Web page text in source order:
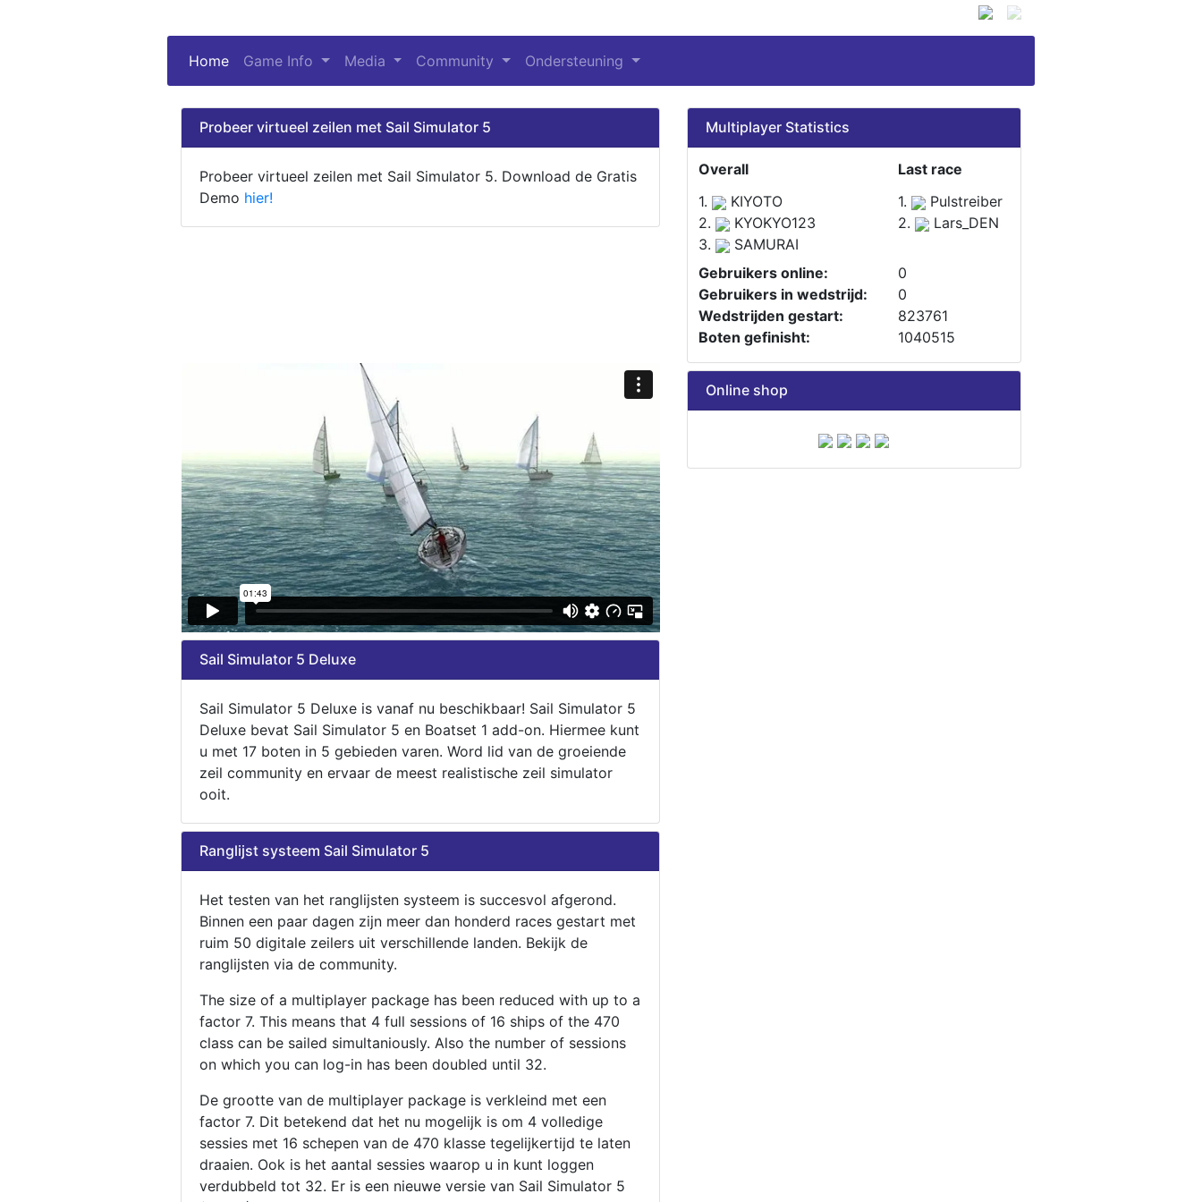
Home (current)
Game Info Media Community Ondersteuning
Probeer virtueel zeilen met Sail Simulator 5
Probeer virtueel zeilen met Sail Simulator 5. Download de Gratis
Demo hier!
Multiplayer Statistics
Overall
Last race
1.
KIYOTO 1.
Pulstreiber
2.
KYOKYO123 2.
Lars_DEN
3.
SAMURAI
Gebruikers online:
0
Gebruikers in wedstrijd:
0
Wedstrijden gestart:
823761
Boten gefinisht:
1040515
Sail Simulator 5 Deluxe
Sail Simulator 5 Deluxe is vanaf nu beschikbaar! Sail Simulator 5
Deluxe bevat Sail Simulator 5 en Boatset 1 add-on. Hiermee kunt
u met 17 boten in 5 gebieden varen. Word lid van de groeiende
zeil community en ervaar de meest realistische zeil simulator
ooit.
Ranglijst systeem Sail Simulator 5
Het testen van het ranglijsten systeem is succesvol afgerond.
Binnen een paar dagen zijn meer dan honderd races gestart met
ruim 50 digitale zeilers uit verschillende landen. Bekijk de
ranglijsten via de community.
The size of a multiplayer package has been reduced with up to a
factor 7. This means that 4 full sessions of 16 ships of the 470
class can be sailed simultaniously. Also the number of sessions
on which you can log-in has been doubled until 32.
De grootte van de multiplayer package is verkleind met een
factor 7. Dit betekend dat het nu mogelijk is om 4 volledige
sessies met 16 schepen van de 470 klasse tegelijkertijd te laten
draaien. Ook is het aantal sessies waarop u in kunt loggen
verdubbeld tot 32. Er is een nieuwe versie van Sail Simulator 5
Online shop